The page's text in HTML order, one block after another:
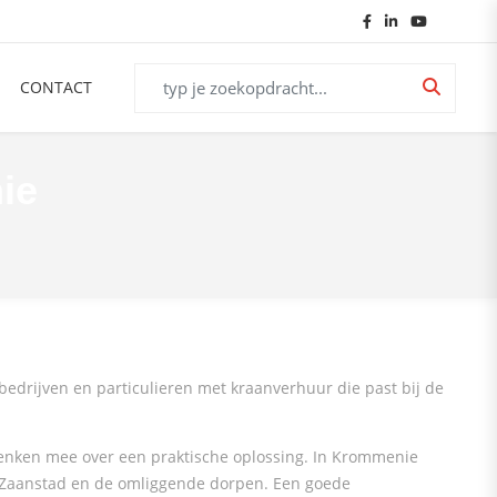
CONTACT
en particulieren met kraanverhuur die past bij de
mee over een praktische oplossing. In Krommenie
en de omliggende dorpen. Een goede